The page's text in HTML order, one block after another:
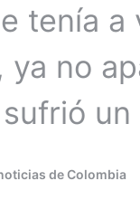
tenía
no
de Colombia